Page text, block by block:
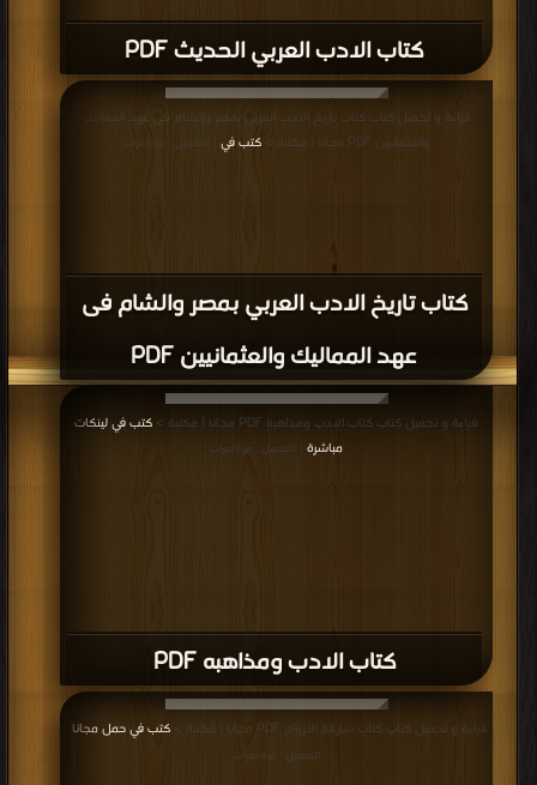
كتاب الادب العربي الحديث PDF
كتاب تاريخ الادب العربي بمصر والشام فى
عهد المماليك والعثمانيين PDF
قراءة و تحميل كتاب كتاب تاريخ الادب العربي بمصر والشام فى عهد المماليك
والعثمانيين PDF مجانا | مكتبة >
كتب في | التحميل : مرة/مرات
كتاب الادب ومذاهبه PDF
قراءة و تحميل كتاب كتاب الادب ومذاهبه PDF مجانا | مكتبة >
كتب في لينكات
مباشرة | التحميل : مرة/مرات
قراءة و تحميل كتاب كتاب سارقة الأزواج PDF مجانا | مكتبة > كتب في حمل مجانا
التحميل : مرة/مرات